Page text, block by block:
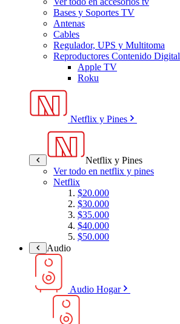
Bases y Soportes TV
Antenas
Cables
Regulador, UPS y Multitoma
Reproductores Contenido Digital
Apple TV
Roku
Netflix y Pines
Netflix y Pines
Ver todo en netflix y pines
Netflix
$20.000
$30.000
$35.000
$40.000
$50.000
Audio
Audio Hogar